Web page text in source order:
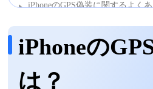
iPhoneのGPS偽装に関するよく
iPhoneの
は？